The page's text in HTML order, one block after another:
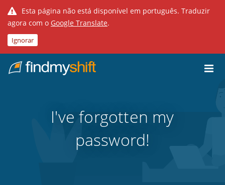
Esta página não está disponível em português. Traduzir
agora com o Google Translate.
Ignorar
Casa
I've forgotten my
password!